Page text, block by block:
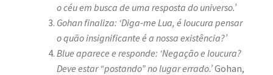
o céu em busca de uma resposta do universo.’
Gohan finaliza: ‘Diga-me Lua, é loucura pensar
o quão insignificante é a nossa existência?’
Blue aparece e responde: ‘Negação e loucura?
Deve estar “postando” no lugar errado.’Gohan,